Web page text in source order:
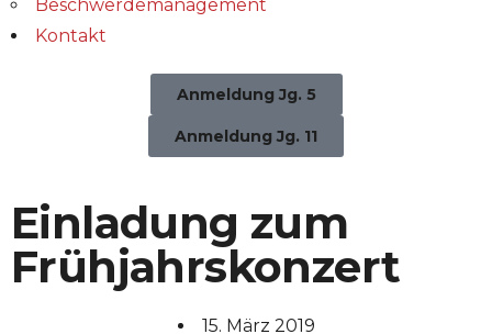
Beschwerdemanagement
Kontakt
Anmeldung Jg. 5
Anmeldung Jg. 11
Einladung zum
Frühjahrskonzert
15. März 2019